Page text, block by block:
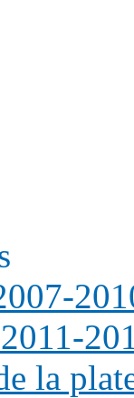
la